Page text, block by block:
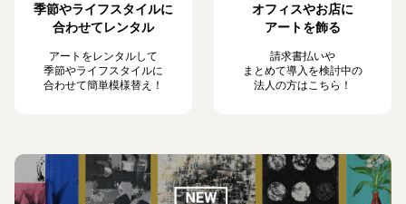
季節やライフスタイルに
合わせてレンタル
アートをレンタルして
季節やライフスタイルに
合わせて簡単模様替え！
オフィスやお店に
アートを飾る
請求書払いや
まとめて導入を検討中の
法人の方はこちら！